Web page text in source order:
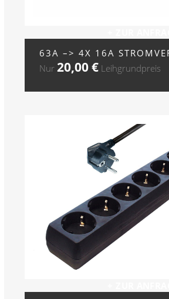
63A –> 4X 16A
Nur20,00€ Leihgrundpreis